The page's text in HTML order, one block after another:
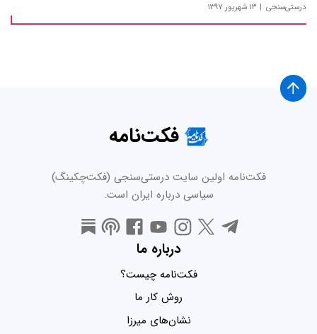
درستی‌سنجی ۱۳ شهریور ۱۳۹۷
فکت‌نامه
فکت‌نامه اولین سایت درستی‌سنجی (فکت‌چکینگ)
سیاسی درباره ایران است.
درباره ما
فکت‌نامه چیست؟
روش کار ما
نشان‌های میرزا